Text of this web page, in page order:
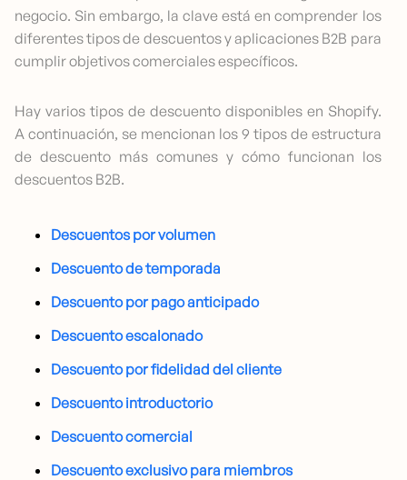
negocio. Sin embargo, la clave está en comprender los
diferentes tipos de descuentos y aplicaciones B2B para
cumplir objetivos comerciales específicos.
Hay varios tipos de descuento disponibles en Shopify.
A continuación, se mencionan los 9 tipos de estructura
de descuento más comunes y cómo funcionan los
descuentos B2B.
Descuentos por volumen
Descuento de temporada
Descuento por pago anticipado
Descuento escalonado
Descuento por fidelidad del cliente
Descuento introductorio
Descuento comercial
Descuento exclusivo para miembros